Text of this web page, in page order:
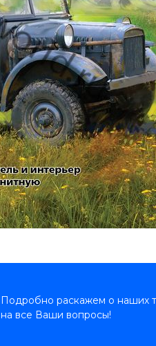
Подробно раскажем о наших
на все Ваши вопросы!